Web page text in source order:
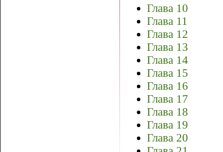
Глава 10
Глава 11
Глава 12
Глава 13
Глава 14
Глава 15
Глава 16
Глава 17
Глава 18
Глава 19
Глава 20